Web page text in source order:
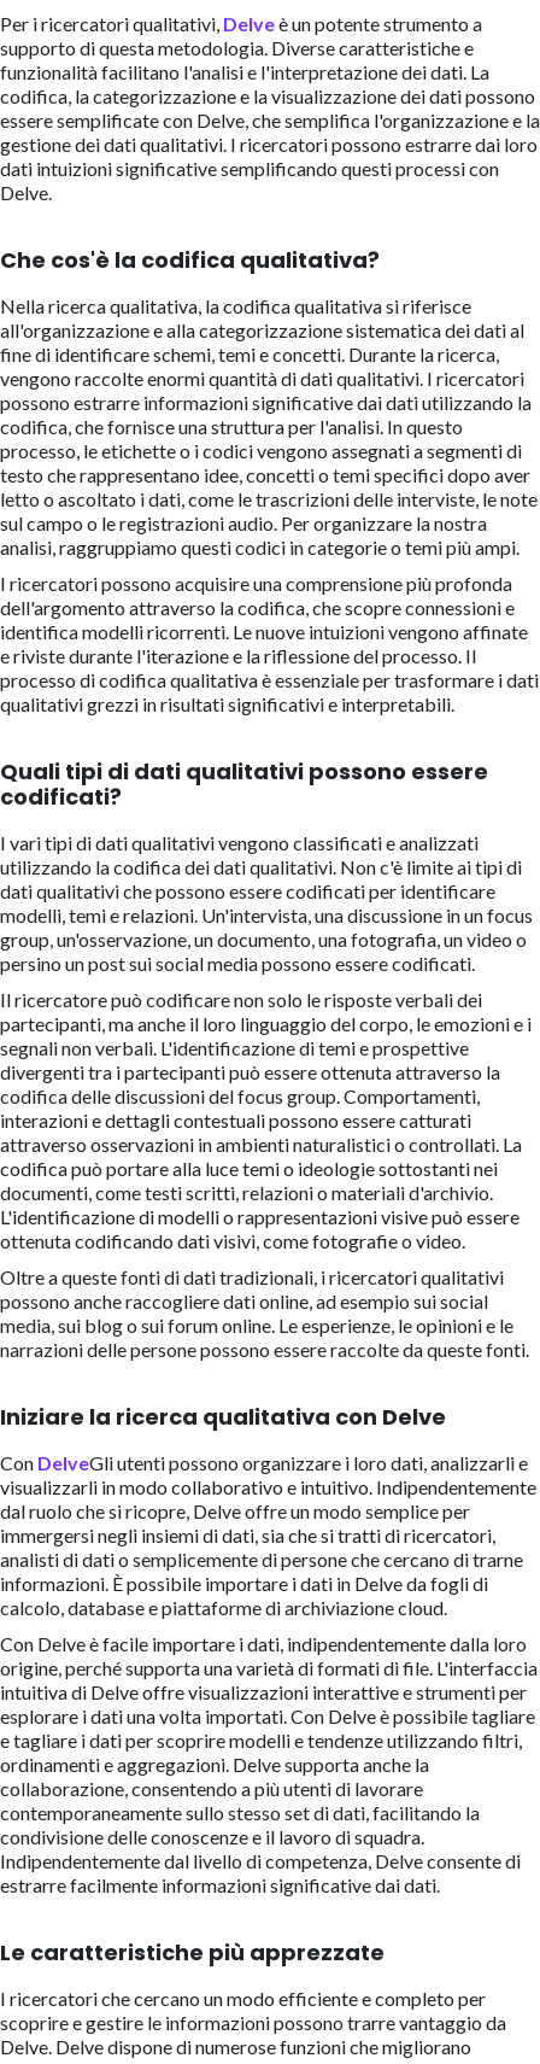
Per i ricercatori qualitativi, Delveè un potente strumento a
supporto di questa metodologia. Diverse caratteristiche e
funzionalità facilitano l'analisi e l'interpretazione dei dati. La
codifica, la categorizzazione e la visualizzazione dei dati possono
essere semplificate con Delve, che semplifica l'organizzazione e la
gestione dei dati qualitativi. I ricercatori possono estrarre dai loro
dati intuizioni significative semplificando questi processi con
Delve.
Che cos'è la codifica qualitativa?
Nella ricerca qualitativa, la codifica qualitativa si riferisce
all'organizzazione e alla categorizzazione sistematica dei dati al
fine di identificare schemi, temi e concetti. Durante la ricerca,
vengono raccolte enormi quantità di dati qualitativi. I ricercatori
possono estrarre informazioni significative dai dati utilizzando la
codifica, che fornisce una struttura per l'analisi. In questo
processo, le etichette o i codici vengono assegnati a segmenti di
testo che rappresentano idee, concetti o temi specifici dopo aver
letto o ascoltato i dati, come le trascrizioni delle interviste, le note
sul campo o le registrazioni audio. Per organizzare la nostra
analisi, raggruppiamo questi codici in categorie o temi più ampi.
I ricercatori possono acquisire una comprensione più profonda
dell'argomento attraverso la codifica, che scopre connessioni e
identifica modelli ricorrenti. Le nuove intuizioni vengono affinate
e riviste durante l'iterazione e la riflessione del processo. Il
processo di codifica qualitativa è essenziale per trasformare i dati
qualitativi grezzi in risultati significativi e interpretabili.
Quali tipi di dati qualitativi possono essere
codificati?
I vari tipi di dati qualitativi vengono classificati e analizzati
utilizzando la codifica dei dati qualitativi. Non c'è limite ai tipi di
dati qualitativi che possono essere codificati per identificare
modelli, temi e relazioni. Un'intervista, una discussione in un focus
group, un'osservazione, un documento, una fotografia, un video o
persino un post sui social media possono essere codificati.
Il ricercatore può codificare non solo le risposte verbali dei
partecipanti, ma anche il loro linguaggio del corpo, le emozioni e i
segnali non verbali. L'identificazione di temi e prospettive
divergenti tra i partecipanti può essere ottenuta attraverso la
codifica delle discussioni del focus group. Comportamenti,
interazioni e dettagli contestuali possono essere catturati
attraverso osservazioni in ambienti naturalistici o controllati. La
codifica può portare alla luce temi o ideologie sottostanti nei
documenti, come testi scritti, relazioni o materiali d'archivio.
L'identificazione di modelli o rappresentazioni visive può essere
ottenuta codificando dati visivi, come fotografie o video.
Oltre a queste fonti di dati tradizionali, i ricercatori qualitativi
possono anche raccogliere dati online, ad esempio sui social
media, sui blog o sui forum online. Le esperienze, le opinioni e le
narrazioni delle persone possono essere raccolte da queste fonti.
Iniziare la ricerca qualitativa con Delve
Con DelveGli utenti possono organizzare i loro dati, analizzarli e
visualizzarli in modo collaborativo e intuitivo. Indipendentemente
dal ruolo che si ricopre, Delve offre un modo semplice per
immergersi negli insiemi di dati, sia che si tratti di ricercatori,
analisti di dati o semplicemente di persone che cercano di trarne
informazioni. È possibile importare i dati in Delve da fogli di
calcolo, database e piattaforme di archiviazione cloud.
Con Delve è facile importare i dati, indipendentemente dalla loro
origine, perché supporta una varietà di formati di file. L'interfaccia
intuitiva di Delve offre visualizzazioni interattive e strumenti per
esplorare i dati una volta importati. Con Delve è possibile tagliare
e tagliare i dati per scoprire modelli e tendenze utilizzando filtri,
ordinamenti e aggregazioni. Delve supporta anche la
collaborazione, consentendo a più utenti di lavorare
contemporaneamente sullo stesso set di dati, facilitando la
condivisione delle conoscenze e il lavoro di squadra.
Indipendentemente dal livello di competenza, Delve consente di
estrarre facilmente informazioni significative dai dati.
Le caratteristiche più apprezzate
I ricercatori che cercano un modo efficiente e completo per
scoprire e gestire le informazioni possono trarre vantaggio da
Delve. Delve dispone di numerose funzioni che migliorano